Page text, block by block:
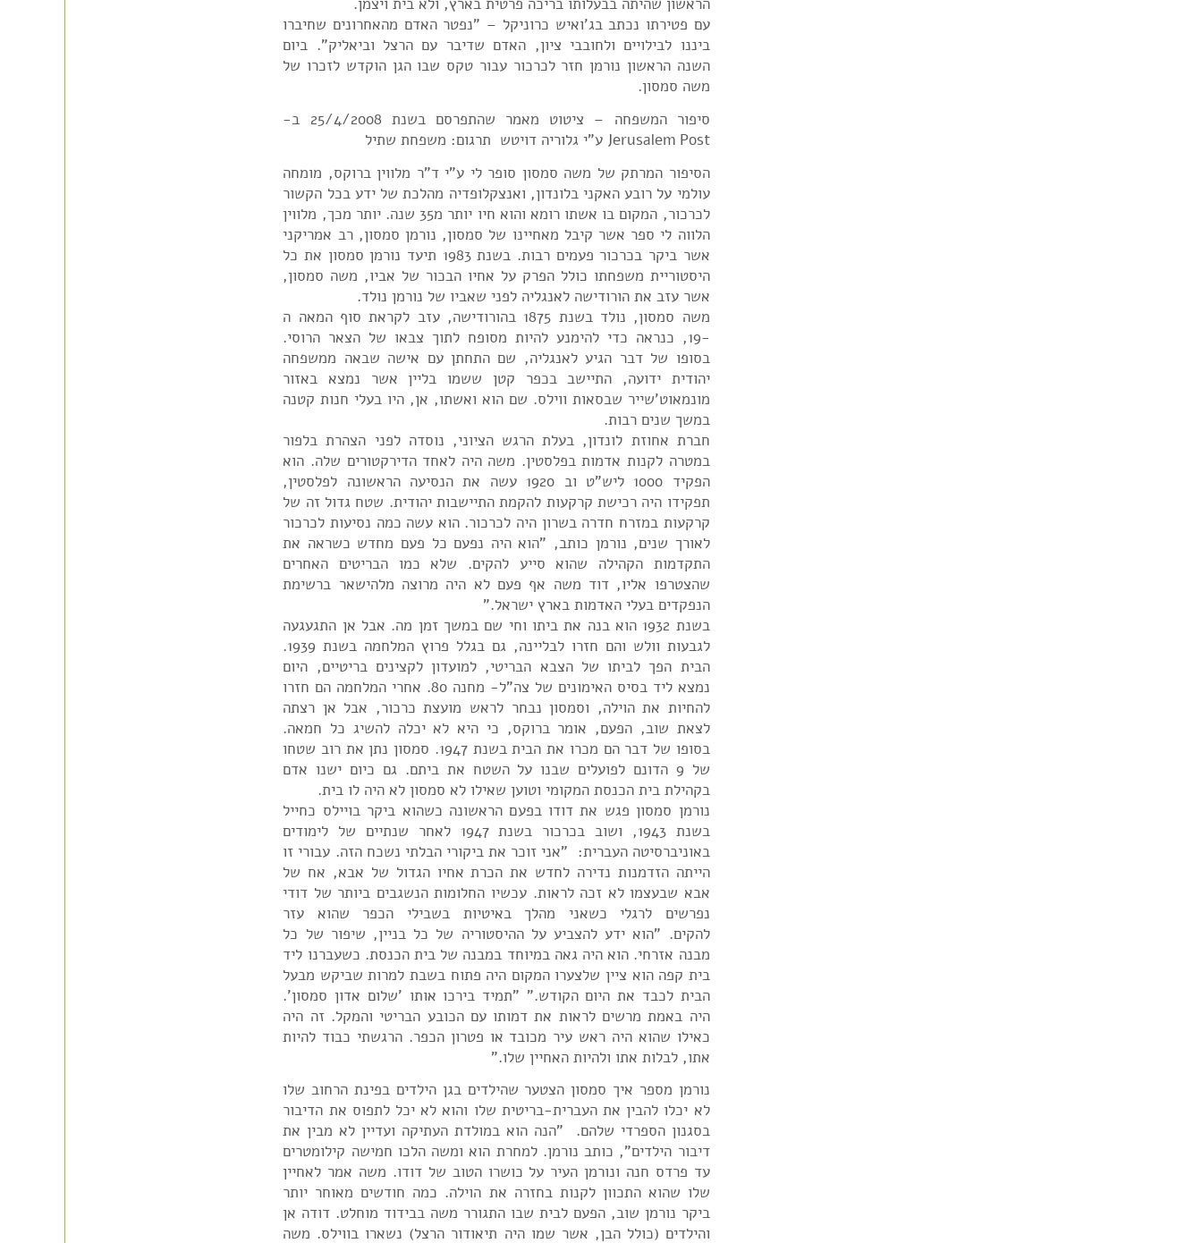
הראשון שהיתה בבעלותו בריכה פרטית בארץ, ולא בית ויצמן.
עם פטירתו נכתב בג'ואיש כרוניקל – "נפטר האדם מהאחרונים שחיברו
ביננו לבילויים ולחובבי ציון, האדם שדיבר עם הרצל וביאליק". ביום
השנה הראשון נורמן חזר לכרכור עבור טקס שבו הגן הוקדש לזכרו של
משה סמסון.
סיפור המשפחה – ציטוט מאמר שהתפרסם בשנת 25/4/2008 ב-
Jerusalem Post ע"י גלוריה דויטש תרגום: משפחת שתיל
הסיפור המרתק של משה סמסון סופר לי ע"י ד"ר מלווין ברוקס, מומחה
עולמי על רובע האקני בלונדון, ואנצקלופדיה מהלכת של ידע בכל הקשור
לכרכור, המקום בו אשתו רומא והוא חיו יותר מ35 שנה. יותר מכך, מלווין
הלווה לי ספר אשר קיבל מאחיינו של סמסון, נורמן סמסון, רב אמריקני
אשר ביקר בכרכור פעמים רבות. בשנת 1983 תיעד נורמן סמסון את כל
היסטוריית משפחתו כולל הפרק על אחיו הבכור של אביו, משה סמסון,
אשר עזב את הורודישה לאנגליה לפני שאביו של נורמן נולד.
משה סמסון, נולד בשנת 1875 בהורודישה, עזב לקראת סוף המאה ה
-19, כנראה כדי להימנע להיות מסופח לתוך צבאו של הצאר הרוסי.
בסופו של דבר הגיע לאנגליה, שם התחתן עם אישה שבאה ממשפחה
יהודית ידועה, התיישב בכפר קטן ששמו בליין אשר נמצא באזור
מונמאוט'שייר שבסאות ווילס. שם הוא ואשתו, אן, היו בעלי חנות קטנה
במשך שנים רבות.
חברת אחוזת לונדון, בעלת הרגש הציוני, נוסדה לפני הצהרת בלפור
במטרה לקנות אדמות בפלסטין. משה היה לאחד הדירקטורים שלה. הוא
הפקיד 1000 ליש"ט וב 1920 עשה את הנסיעה הראשונה לפלסטין,
תפקידו היה רכישת קרקעות להקמת התיישבות יהודית. שטח גדול זה של
קרקעות במזרח חדרה בשרון היה לכרכור. הוא עשה כמה נסיעות לכרכור
לאורך שנים, נורמן כותב, "הוא היה נפעם כל פעם מחדש כשראה את
התקדמות הקהילה שהוא סייע להקים. שלא כמו הבריטים האחרים
שהצטרפו אליו, דוד משה אף פעם לא היה מרוצה מלהישאר ברשימת
הנפקדים בעלי האדמות בארץ ישראל."
בשנת 1932 הוא בנה את ביתו וחי שם במשך זמן מה. אבל אן התגעגעה
לגבעות וולש והם חזרו לבליינה, גם בגלל פרוץ המלחמה בשנת 1939.
הבית הפך לביתו של הצבא הבריטי, למועדון לקצינים בריטיים, היום
נמצא ליד בסיס האימונים של צה"ל- מחנה 80. אחרי המלחמה הם חזרו
להחיות את הוילה, וסמסון נבחר לראש מועצת כרכור, אבל אן רצתה
לצאת שוב, הפעם, אומר ברוקס, כי היא לא יכלה להשיג כל חמאה.
בסופו של דבר הם מכרו את הבית בשנת 1947. סמסון נתן את רוב שטחו
של 9 הדונם לפועלים שבנו על השטח את ביתם. גם כיום ישנו אדם
בקהילת בית הכנסת המקומי וטוען שאילו לא סמסון לא היה לו בית.
נורמן סמסון פגש את דודו בפעם הראשונה כשהוא ביקר בויילס כחייל
בשנת 1943, ושוב בכרכור בשנת 1947 לאחר שנתיים של לימודים
באוניברסיטה העברית: "אני זוכר את ביקורי הבלתי נשכח הזה. עבורי זו
הייתה הזדמנות נדירה לחדש את הכרת אחיו הגדול של אבא, אח של
אבא שבעצמו לא זכה לראות. עכשיו החלומות הנשגבים ביותר של דודי
נפרשים לרגלי כשאני מהלך באיטיות בשבילי הכפר שהוא עזר
להקים. "הוא ידע להצביע על ההיסטוריה של כל בניין, שיפור של כל
מבנה אזרחי. הוא היה גאה במיוחד במבנה של בית הכנסת. כשעברנו ליד
בית קפה הוא ציין שלצערו המקום היה פתוח בשבת למרות שביקש מבעל
הבית לכבד את היום הקודש." "תמיד בירכו אותו 'שלום אדון סמסון'.
היה באמת מרשים לראות את דמותו עם הכובע הבריטי והמקל. זה היה
כאילו שהוא היה ראש עיר מכובד או פטרון הכפר. הרגשתי כבוד להיות
אתו, לבלות אתו ולהיות האחיין שלו."
נורמן מספר איך סמסון הצטער שהילדים בגן הילדים בפינת הרחוב שלו
לא יכלו להבין את העברית-בריטית שלו והוא לא יכל לתפוס את הדיבור
בסגנון הספרדי שלהם. "הנה הוא במולדת העתיקה ועדיין לא מבין את
דיבור הילדים", כותב נורמן. למחרת הוא ומשה הלכו חמישה קילומטרים
עד פרדס חנה ונורמן העיר על כושרו הטוב של דודו. משה אמר לאחיין
שלו שהוא התכוון לקנות בחזרה את הוילה. כמה חודשים מאוחר יותר
ביקר נורמן שוב, הפעם לבית שבו התגורר משה בבידוד מוחלט. דודה אן
והילדים (כולל הבן, אשר שמו היה תיאודור הרצל) נשארו בווילס. משה